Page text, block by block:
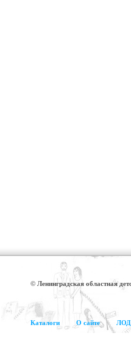
© Ленинградская областная
Каталоги О сайте